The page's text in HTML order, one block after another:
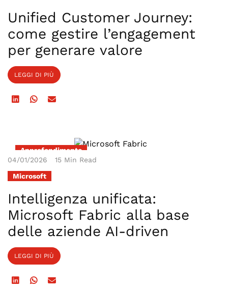
Unified Customer Journey:
come gestire l’engagement
per generare valore
LEGGI DI PIÙ
Approfondimento
04/01/2026
15 Min Read
Microsoft
Intelligenza unificata:
Microsoft Fabric alla base
delle aziende AI-driven
LEGGI DI PIÙ